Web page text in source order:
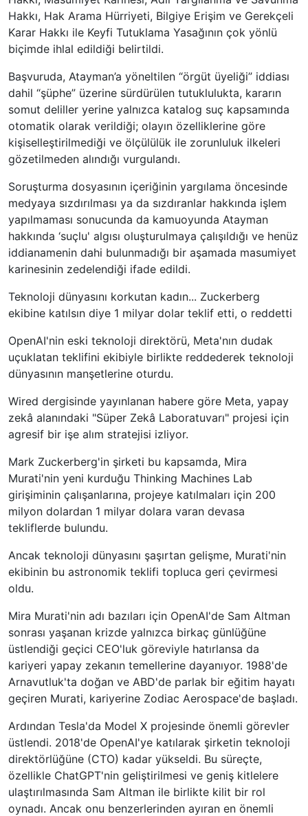
Hakkı, Hak Arama Hürriyeti, Bilgiye Erişim ve Gerekçeli
Karar Hakkı ile Keyfi Tutuklama Yasağının çok yönlü
biçimde ihlal edildiği belirtildi.
Başvuruda, Atayman’a yöneltilen “örgüt üyeliği” iddiası
dahil “şüphe” üzerine sürdürülen tutuklulukta, kararın
somut deliller yerine yalnızca katalog suç kapsamında
otomatik olarak verildiği; olayın özelliklerine göre
kişiselleştirilmediği ve ölçülülük ile zorunluluk ilkeleri
gözetilmeden alındığı vurgulandı.
Soruşturma dosyasının içeriğinin yargılama öncesinde
medyaya sızdırılması ya da sızdıranlar hakkında işlem
yapılmaması sonucunda da kamuoyunda Atayman
hakkında ‘suçlu' algısı oluşturulmaya çalışıldığı ve henüz
iddianamenin dahi bulunmadığı bir aşamada masumiyet
karinesinin zedelendiği ifade edildi.
Teknoloji dünyasını korkutan kadın... Zuckerberg
ekibine katılsın diye 1 milyar dolar teklif etti, o reddetti
OpenAI'nin eski teknoloji direktörü, Meta'nın dudak
uçuklatan teklifini ekibiyle birlikte reddederek teknoloji
dünyasının manşetlerine oturdu.
Wired dergisinde yayınlanan habere göre Meta, yapay
zekâ alanındaki "Süper Zekâ Laboratuvarı" projesi için
agresif bir işe alım stratejisi izliyor.
Mark Zuckerberg'in şirketi bu kapsamda, Mira
Murati'nin yeni kurduğu Thinking Machines Lab
girişiminin çalışanlarına, projeye katılmaları için 200
milyon dolardan 1 milyar dolara varan devasa
tekliflerde bulundu.
Ancak teknoloji dünyasını şaşırtan gelişme, Murati'nin
ekibinin bu astronomik teklifi topluca geri çevirmesi
oldu.
Mira Murati'nin adı bazıları için OpenAI'de Sam Altman
sonrası yaşanan krizde yalnızca birkaç günlüğüne
üstlendiği geçici CEO'luk göreviyle hatırlansa da
kariyeri yapay zekanın temellerine dayanıyor. 1988'de
Arnavutluk'ta doğan ve ABD'de parlak bir eğitim hayatı
geçiren Murati, kariyerine Zodiac Aerospace'de başladı.
Ardından Tesla'da Model X projesinde önemli görevler
üstlendi. 2018'de OpenAI'ye katılarak şirketin teknoloji
direktörlüğüne (CTO) kadar yükseldi. Bu süreçte,
özellikle ChatGPT'nin geliştirilmesi ve geniş kitlelere
ulaştırılmasında Sam Altman ile birlikte kilit bir rol
oynadı. Ancak onu benzerlerinden ayıran en önemli